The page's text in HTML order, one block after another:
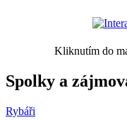
Kliknutím do
Spolky a
Rybáři